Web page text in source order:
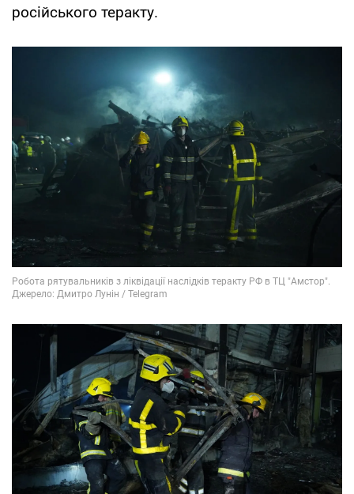
російського теракту.